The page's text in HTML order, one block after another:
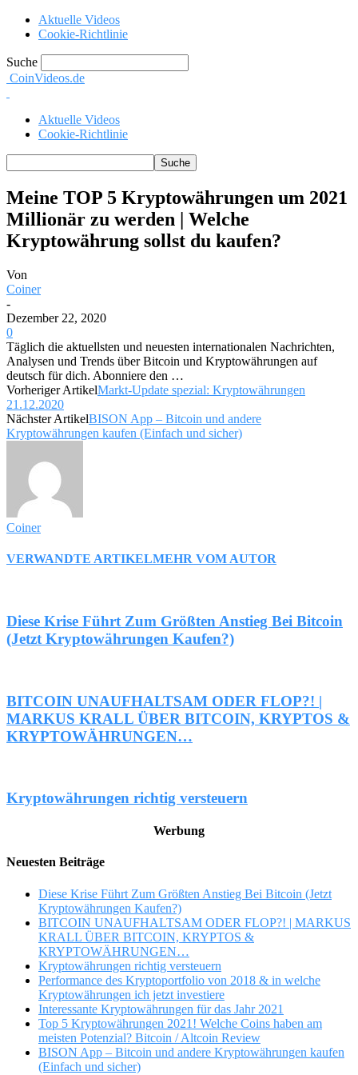
Aktuelle Videos
Cookie-Richtlinie
Suche
CoinVideos.de
Aktuelle Videos
Cookie-Richtlinie
Meine TOP 5 Kryptowährungen um 2021
Millionär zu werden | Welche
Kryptowährung sollst du kaufen?
Von
Coiner
-
Dezember 22, 2020
0
Täglich die aktuellsten und neuesten internationalen Nachrichten,
Analysen und Trends über Bitcoin und Kryptowährungen auf
deutsch für dich. Abonniere den …
Vorheriger ArtikelMarkt-Update spezial: Kryptowährungen
21.12.2020
Nächster ArtikelBISON App – Bitcoin und andere
Kryptowährungen kaufen (Einfach und sicher)
Coiner
VERWANDTE ARTIKELMEHR VOM AUTOR
Diese Krise Führt Zum Größten Anstieg Bei Bitcoin
(Jetzt Kryptowährungen Kaufen?)
BITCOIN UNAUFHALTSAM ODER FLOP?! |
MARKUS KRALL ÜBER BITCOIN, KRYPTOS &
KRYPTOWÄHRUNGEN…
Kryptowährungen richtig versteuern
Werbung
Neuesten Beiträge
Diese Krise Führt Zum Größten Anstieg Bei Bitcoin (Jetzt
Kryptowährungen Kaufen?)
BITCOIN UNAUFHALTSAM ODER FLOP?! | MARKUS
KRALL ÜBER BITCOIN, KRYPTOS &
KRYPTOWÄHRUNGEN…
Kryptowährungen richtig versteuern
Performance des Kryptoportfolio von 2018 & in welche
Kryptowährungen ich jetzt investiere
Interessante Kryptowährungen für das Jahr 2021
Top 5 Kryptowährungen 2021! Welche Coins haben am
meisten Potenzial? Bitcoin / Altcoin Review
BISON App – Bitcoin und andere Kryptowährungen kaufen
(Einfach und sicher)